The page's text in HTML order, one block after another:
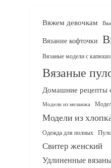
Вяжем девочкам
Вязание кофточки
Вязаные модели с
Вязаные
Домашние рецепты
Модели из меланжа
Модели из
Одежда для полных
Свитер женский
Удлиненные